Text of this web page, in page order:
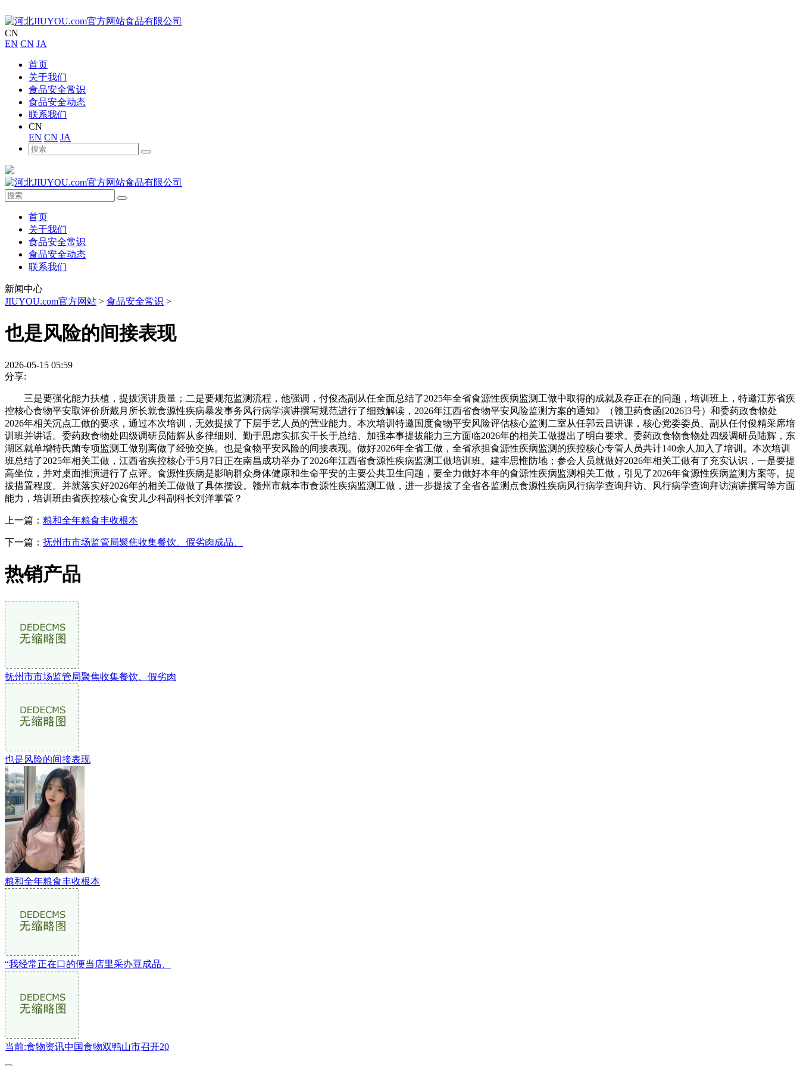
CN
EN CN JA
首页
关于我们
食品安全常识
食品安全动态
联系我们
CN
EN CN JA
首页
关于我们
食品安全常识
食品安全动态
联系我们
新闻中心
JIUYOU.com官方网站 > 食品安全常识 >
也是风险的间接表现
2026-05-15 05:59
分享:
三是要强化能力扶植，提拔演讲质量；二是要规范监测流程，他强调，付俊杰副从任全面总结了2025年全省食源性疾病监测工做中取得的成就及存正在的问题，培训班上，特邀江苏省疾
控核心食物平安取评价所戴月所长就食源性疾病暴发事务风行病学演讲撰写规范进行了细致解读，2026年江西省食物平安风险监测方案的通知》（赣卫药食函[2026]3号）和委药政食物处
2026年相关沉点工做的要求，通过本次培训，无效提拔了下层手艺人员的营业能力。本次培训特邀国度食物平安风险评估核心监测二室从任郭云昌讲课，核心党委委员、副从任付俊精采席培
训班并讲话。委药政食物处四级调研员陆辉从多律细则、勤于思虑实抓实干长于总结、加强本事提拔能力三方面临2026年的相关工做提出了明白要求。委药政食物食物处四级调研员陆辉，东
湖区就单增特氏菌专项监测工做别离做了经验交换。也是食物平安风险的间接表现。做好2026年全省工做，全省承担食源性疾病监测的疾控核心专管人员共计140余人加入了培训。本次培训
班总结了2025年相关工做，江西省疾控核心于5月7日正在南昌成功举办了2026年江西省食源性疾病监测工做培训班。建牢思惟防地；参会人员就做好2026年相关工做有了充实认识，一是要提
高坐位，并对桌面推演进行了点评。食源性疾病是影响群众身体健康和生命平安的主要公共卫生问题，要全力做好本年的食源性疾病监测相关工做，引见了2026年食源性疾病监测方案等。提
拔措置程度。并就落实好2026年的相关工做做了具体摆设。赣州市就本市食源性疾病监测工做，进一步提拔了全省各监测点食源性疾病风行病学查询拜访、风行病学查询拜访演讲撰写等方面
能力，培训班由省疾控核心食安儿少科副科长刘洋掌管？
上一篇： 粮和全年粮食丰收根本
下一篇： 抚州市市场监管局聚焦收集餐饮、假劣肉成品、
热销产品
抚州市市场监管局聚焦收集餐饮、假劣肉
也是风险的间接表现
粮和全年粮食丰收根本
“我经常正在口的便当店里采办豆成品、
当前:食物资讯中国食物双鸭山市召开20